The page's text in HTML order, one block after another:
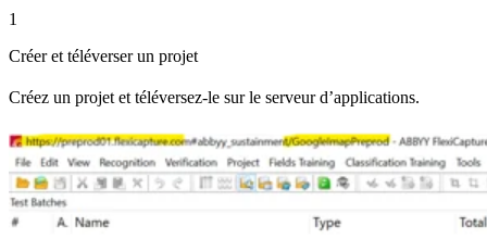
1
Créer et téléverser un projet
Créez un projet et téléversez-le sur le serveur d’applications.